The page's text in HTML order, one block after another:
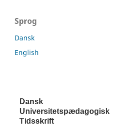
Sprog
Dansk
English
Dansk
Universitetspædagogisk
Tidsskrift